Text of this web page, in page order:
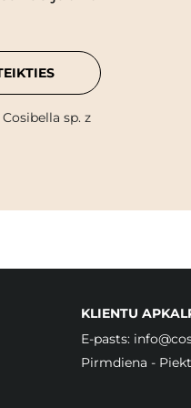
sp. z
KLIENTU
E-pasts:
Pirmdiena -